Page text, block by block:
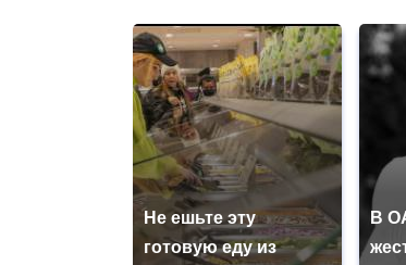
Не ешьте эту
готовую еду из
В